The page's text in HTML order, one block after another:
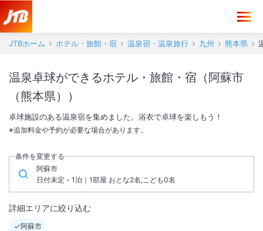
JTBホーム ホテル・旅館・宿 温泉宿・温泉旅行 九州 熊本県
温泉卓球ができるホテル・旅館・宿（阿蘇市
（熊本県））
卓球施設のある温泉宿を集めました。浴衣で卓球を楽しもう！
※追加料金や予約が必要な場合があります。
条件を変更する
阿蘇市
日付未定 - 1泊｜1部屋 おとな2名,こども0名
詳細エリアに絞り込む
阿蘇市